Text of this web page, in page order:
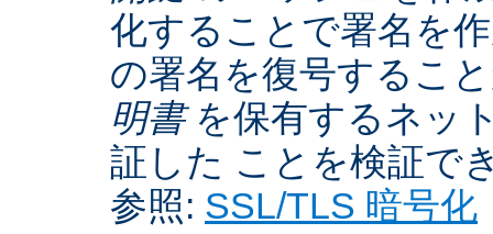
化することで署名を
の署名を復号するこ
明書を保有するネッ
証した ことを検証で
参照: SSL/TLS 暗号化